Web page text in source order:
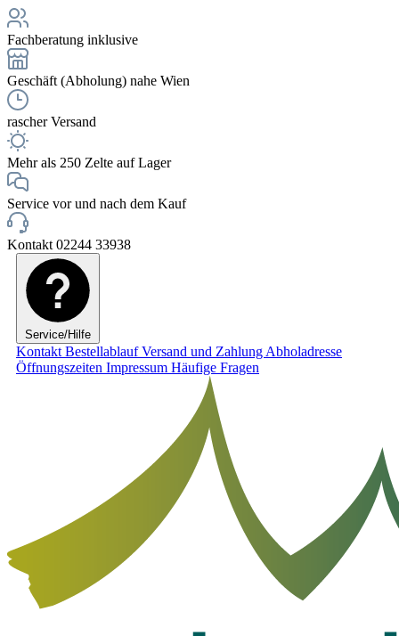
Fachberatung inklusive
Geschäft (Abholung) nahe Wien
rascher Versand
Mehr als 250 Zelte auf Lager
Service vor und nach dem Kauf
Kontakt 02244 33938
Service/Hilfe
Kontakt BestellablaufVersand und Zahlung Abholadresse
Öffnungszeiten Impressum Häufige Fragen